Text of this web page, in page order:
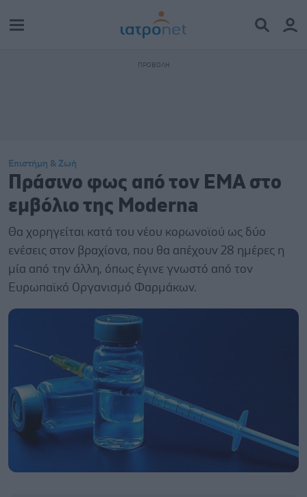
Επιστήμη & Ζωή
Πράσινο φως από τον ΕΜΑ στο
εμβόλιο της Moderna
Θα χορηγείται κατά του νέου κορωνοϊού ως δύο
ενέσεις στον βραχίονα, που θα απέχουν 28 ημέρες η
μία από την άλλη, όπως έγινε γνωστό από τον
Ευρωπαϊκό Οργανισμό Φαρμάκων.